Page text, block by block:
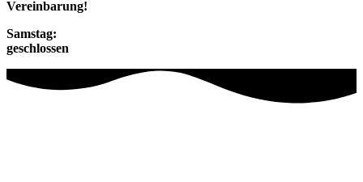
Vereinbarung!
Samstag:
geschlossen